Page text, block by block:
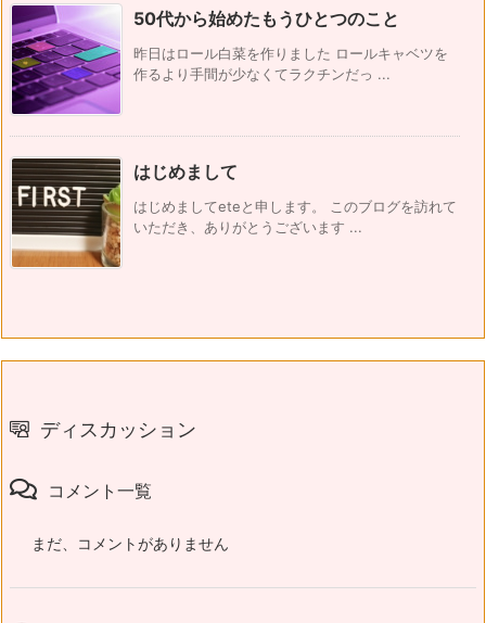
50代から始めたもうひとつのこと
昨日はロール白菜を作りました ロールキャベツを
作るより手間が少なくてラクチンだっ ...
はじめまして
はじめましてeteと申します。 このブログを訪れて
いただき、ありがとうございます ...
ディスカッション
コメント一覧
まだ、コメントがありません